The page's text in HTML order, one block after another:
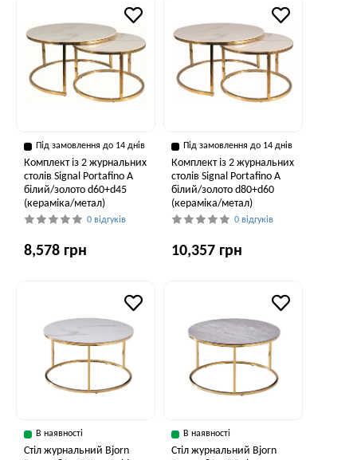
Під замовлення до 14 днів
Комплект із 2 журнальних
столів Signal Portafino A
білий/золото d60+d45
(кераміка/метал)
0 відгуків
8,578 грн
Під замовлення до 14 днів
Комплект із 2 журнальних
столів Signal Portafino A
білий/золото d80+d60
(кераміка/метал)
0 відгуків
10,357 грн
В наявності
Стіл журнальний Bjorn
В наявності
Стіл журнальний Bjorn